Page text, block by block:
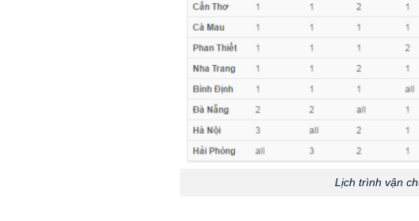
Lịch trình vận